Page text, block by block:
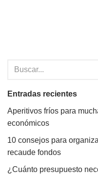
Entradas recientes
Aperitivos fríos para
económicos
10 consejos para
recaude fondos
¿Cuánto presupuesto